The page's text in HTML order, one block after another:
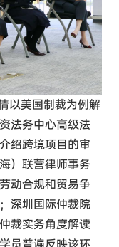
以美国制裁为例解
法务中心高级法
绍跨境项目的审
）联营律师事务
动合规和贸易争
深圳国际仲裁院
裁实务角度解读
员普遍反映该环